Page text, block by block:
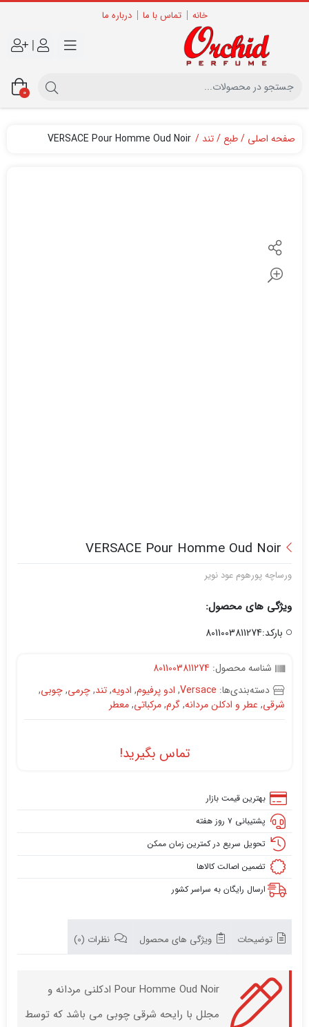
خانه تماس با ما درباره ما
|
0
صفحه اصلی طبع تند VERSACE Pour Homme Oud Noir
VERSACE Pour Homme Oud Noir
ورساچه پورهوم عود نویر
ویژگی های محصول:
بارکد:8011003811274
شناسه محصول: 8011003811274
دسته‌بندی‌ها: Versace
, ادو پرفیوم, ادویه,تند,چرمی,چوبی,
شرقی, عطر و ادکلن مردانه,گرم,مرکباتی,معطر
تماس بگیرید!
بهترین قیمت بازار
پشتیبانی ۷ روز هفته
تحویل سریع در کمترین زمان ممکن
تضمین اصالت کالاها
ارسال رایگان به سراسر کشور
توضیحات ویژگی های محصول نظرات (0)
Pour Homme Oud Noir ادکلنی مردانه و
مجلل با رایحه شرقی چوبی می باشد که توسط